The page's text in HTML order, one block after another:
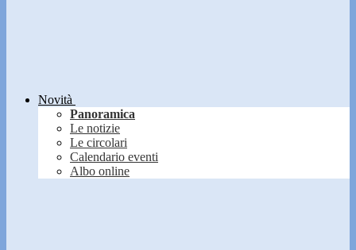
Novità
Panoramica
Le notizie
Le circolari
Calendario eventi
Albo online